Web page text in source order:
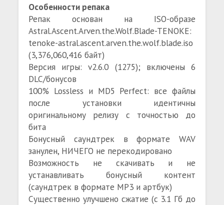
Особенности репака
Репак основан на ISO-образе
Astral.Ascent.Arven.the.Wolf.Blade-TENOKE:
tenoke-astral.ascent.arven.the.wolf.blade.iso
(3,376,060,416 байт)
Версия игры: v2.6.0 (1275); включены 6
DLC/бонусов
100% Lossless и MD5 Perfect: все файлы
после установки идентичны
оригинальному релизу с точностью до
бита
Бонусный саундтрек в формате WAV
занулен, НИЧЕГО не перекодировано
Возможность не скачивать и не
устанавливать бонусный контент
(саундтрек в формате MP3 и артбук)
Существенно улучшено сжатие (с 3.1 Гб до